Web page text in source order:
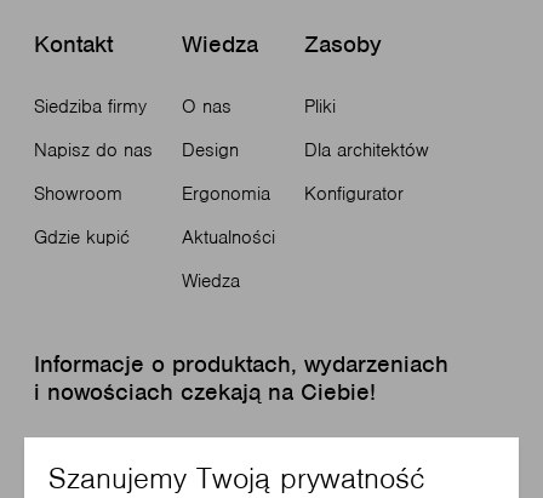
Kontakt
Siedziba firmy
Napisz do nas
Showroom
Gdzie kupić
Wiedza
O nas
Design
Ergonomia
Aktualności
Wiedza
Zasoby
Pliki
Dla architektów
Konfigurator
Informacje o produktach, wydarzeniach
i nowościach czekają na Ciebie!
Zapisz się do newslettera
Szanujemy Twoją prywatność